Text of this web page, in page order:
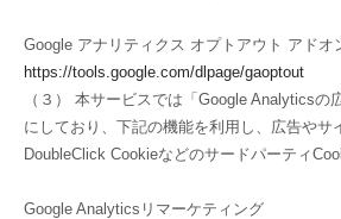
Google アナリティクス オプトアウト アドオ
https://tools.google.com/dlpage/gaoptout
（３） 本サービスでは「Google Analyticsの
にしており、下記の機能を利用し、広告やサ
DoubleClick Cookieなどのサードパーティ
Google Analyticsリマーケティング